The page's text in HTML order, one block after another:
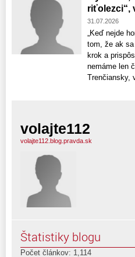
riťolezci“,
31.07.2026
„Keď nejde
tom, že ak
krok a
nemáme len
Trenčiansky,
volajte112
volajte112.blog.pravda.sk
Štatistiky blogu
Počet článkov: 1,114